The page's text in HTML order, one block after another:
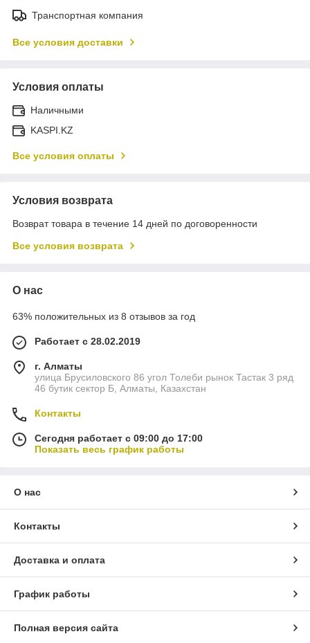
Транспортная компания
Все условия доставки
Условия оплаты
Наличными
KASPI.KZ
Все условия оплаты
Условия возврата
Возврат товара в течение 14 дней по договоренности
Все условия возврата
О нас
63% положительных из 8 отзывов за год
Работает с 28.02.2019
г. Алматы
улица Брусиловского 86 угол Толеби рынок Тастак 3 ряд
46 бутик сектор Б, Алматы, Казахстан
Контакты
Сегодня работает с 09:00 до 17:00
Показать весь график работы
О нас
Контакты
Доставка и оплата
График работы
Полная версия сайта